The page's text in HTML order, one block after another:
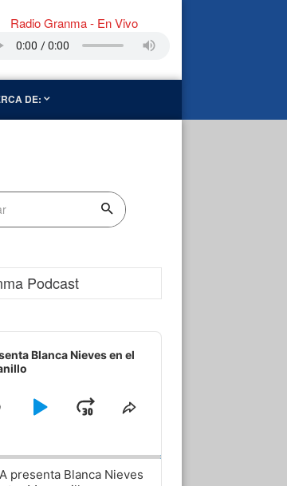
Radio Granma - En Vivo
DE:
Podcast
Blanca Nieves en el
PlayJumpShare
presenta Blanca Nieves